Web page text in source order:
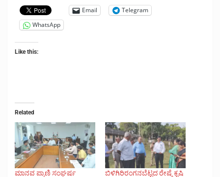
Email
Telegram
WhatsApp
Like this:
Related
ಮಾನವ ಪ್ರಾಣಿ ಸಂಘರ್ಷ
ಬಿಳಿಗಿರಿರಂಗನಬೆಟ್ಟದ ರೇಷ್ಮೆ ಕೃಷಿ